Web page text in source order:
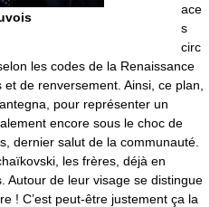
ace
s
circ
les codes de la Renaissance
de renversement. Ainsi, ce plan,
pour représenter un
encore sous le choc de
dernier salut de la communauté.
les frères, déjà en
Autour de leur visage se distingue
! C’est peut-être justement ça la